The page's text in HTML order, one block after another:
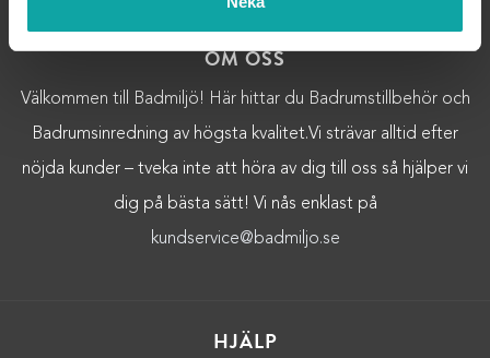
OM OSS
Välkommen till Badmiljö! Här hittar du Badrumstillbehör och
Badrumsinredning av högsta kvalitet.Vi strävar alltid efter
nöjda kunder – tveka inte att höra av dig till oss så hjälper vi
dig på bästa sätt! Vi nås enklast på
kundservice@badmiljo.se
HJÄLP